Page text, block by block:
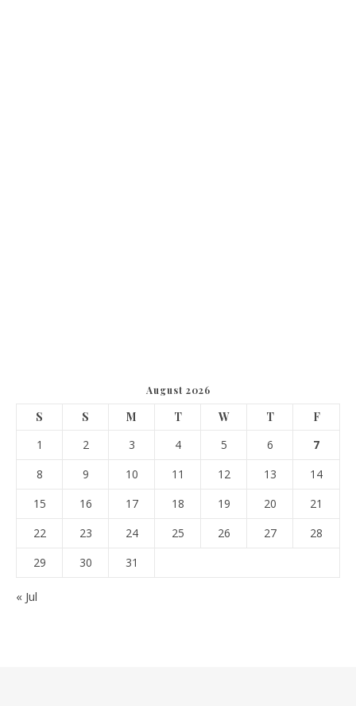
August 2026
S S M T W T
F
1
2 3 4 5 6
7
8
9 10 11 12 13
14
15
16 17 18 19 20
21
22
23 24 25 26 27
28
29
30 31
« Jul